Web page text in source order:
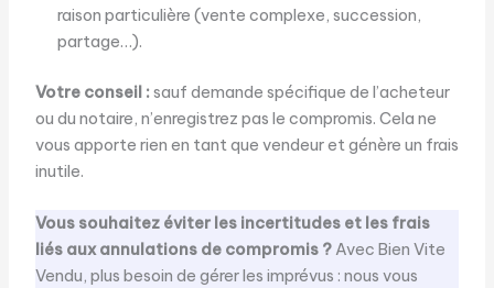
raison particulière (vente complexe, succession,
partage…).
Votre conseil :sauf demande spécifique de l’acheteur
ou du notaire, n’enregistrez pas le compromis. Cela ne
vous apporte rien en tant que vendeur et génère un frais
inutile.
Vous souhaitez éviter les incertitudes et les frais
liés aux annulations de compromis ?Avec Bien Vite
Vendu, plus besoin de gérer les imprévus : nous vous